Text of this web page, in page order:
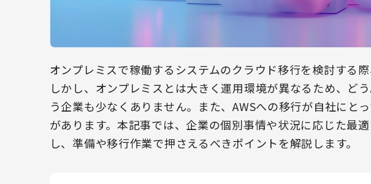
オンプレミスで稼働するシステムのクラウド移行を検討する際
しかし、オンプレミスとは大きく運用環境が異なるため、ど
う企業も少なくありません。また、AWSへの移行が自社にと
があります。本記事では、企業の個別事情や状況に応じた最
し、準備や移行作業で押さえるべきポイントを解説します。